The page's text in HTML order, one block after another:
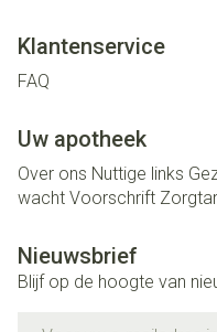
Klantenservice
FAQ
Uw apotheek
Over ons Nuttige links
wacht Voorschrift
Nieuwsbrief
Blijf op de hoogte van